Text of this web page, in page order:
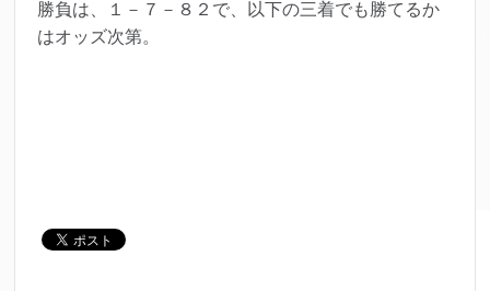
勝負は、１－７－８２で、以下の三着でも勝てるか
はオッズ次第。